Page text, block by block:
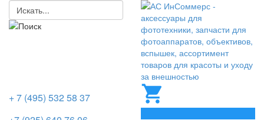
+ 7 (495) 532 58 37